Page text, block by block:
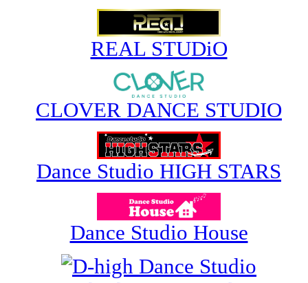
REAL STUDiO
CLOVER DANCE STUDIO
Dance Studio HIGH STARS
Dance Studio House